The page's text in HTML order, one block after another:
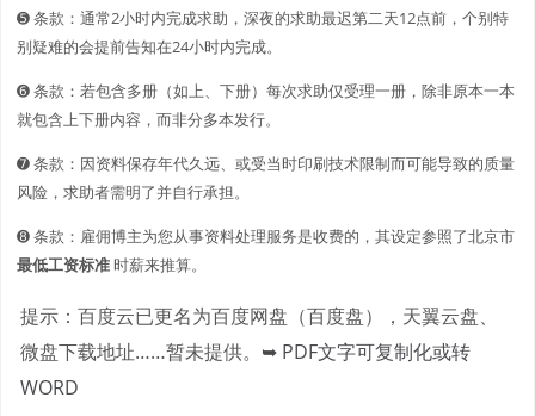
➎ 条款：通常2小时内完成求助，深夜的求助最迟第二天12点前，个别特
别疑难的会提前告知在24小时内完成。
➏ 条款：若包含多册（如上、下册）每次求助仅受理一册，除非原本一本
就包含上下册内容，而非分多本发行。
➐ 条款：因资料保存年代久远、或受当时印刷技术限制而可能导致的质量
风险，求助者需明了并自行承担。
➑ 条款：雇佣博主为您从事资料处理服务是收费的，其设定参照了北京市
最低工资标准时薪来推算。
提示：百度云已更名为百度网盘（百度盘），天翼云盘、
微盘下载地址……暂未提供。 ➥ PDF文字可复制化或转
WORD